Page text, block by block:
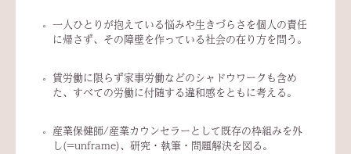
一人ひとりが抱えている悩みや生きづらさを個人の責任
に帰さず、その障壁を作っている社会の在り方を問う。
賃労働に限らず家事労働などのシャドウワークも含め
た、すべての労働に付随する違和感をともに考える。
産業保健師/産業カウンセラーとして既存の枠組みを外
し(=unframe)、研究・執筆・問題解決を図る。